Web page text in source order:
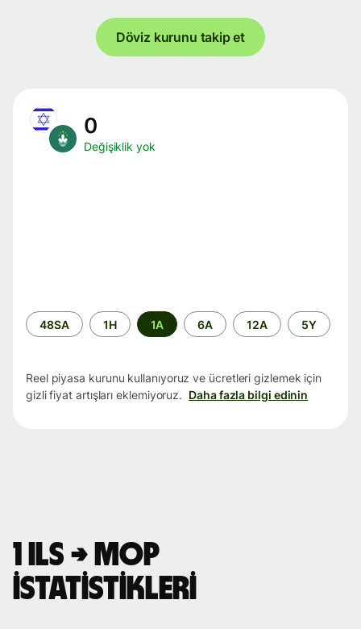
Döviz kurunu takip et
0
Değişiklik yok
Zaman
aralığı
48SA 1H 1A 6A 12A 5Y
Reel piyasa kurunu kullanıyoruz ve ücretleri gizlemek için
gizli fiyat artışları eklemiyoruz. Daha fazla bilgi edinin
1 ILS → MOP
istatistikleri